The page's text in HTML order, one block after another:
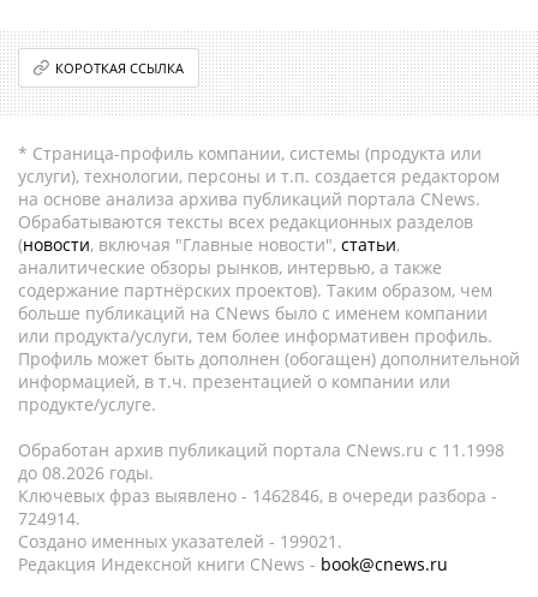
КОРОТКАЯ ССЫЛКА
* Страница-профиль компании, системы (продукта или
услуги), технологии, персоны и т.п. создается редактором
на основе анализа архива публикаций портала CNews.
Обрабатываются тексты всех редакционных разделов
(новости, включая "Главные новости", статьи,
аналитические обзоры рынков, интервью, а также
содержание партнёрских проектов). Таким образом, чем
больше публикаций на CNews было с именем компании
или продукта/услуги, тем более информативен профиль.
Профиль может быть дополнен (обогащен) дополнительной
информацией, в т.ч. презентацией о компании или
продукте/услуге.
Обработан архив публикаций портала CNews.ru c 11.1998
до 08.2026 годы.
Ключевых фраз выявлено - 1462846, в очереди разбора -
724914.
Создано именных указателей - 199021.
Редакция Индексной книги CNews - book@cnews.ru